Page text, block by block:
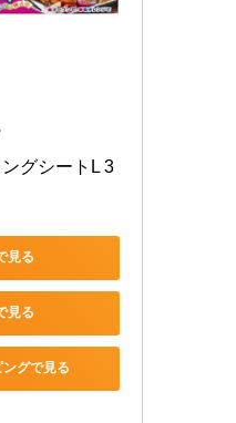
グシートL 3
見る
見る
グで見る